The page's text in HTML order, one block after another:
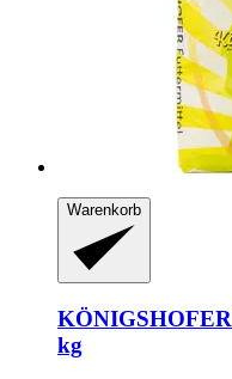
Warenkorb
KÖNIGSHOFER
kg